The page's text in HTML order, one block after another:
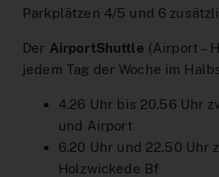
Führerscheinaktion
Interaktiver Liniennetzplan
Zum Ticketshop
MeinAbo-Portal
News/Presse
Parkplätzen 4/5 und 6
Der AirportShuttle (Airport –
jedem Tag der Woche im
4.26 Uhr bis 20.56 Uhr
und Airport
6.20 Uhr und 22.50 Uhr
Holzwickede Bf